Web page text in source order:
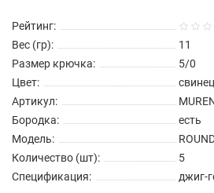
Рейтинг:
Вес (гр):
11
Размер крючка:
5/0
Цвет:
свинец
Артикул:
Бородка:
есть
Модель:
Количество (шт):
5
Спецификация:
джиг-